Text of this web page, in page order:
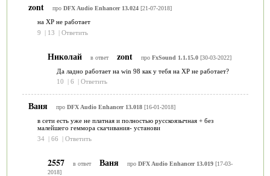
zont про DFX Audio Enhancer 13.024[21-07-2018]
на XP не работает
9
| 13 | Ответить
Николай в ответ zont про FxSound 1.1.15.0[30-03-2022]
Да ладно работает на win 98 как у тебя на XP не работает?
10
| 6 | Ответить
Ваня про DFX Audio Enhancer 13.018[16-01-2018]
в сети есть уже не платная и полностью русcкоязычная + без
малейшего геммора скачивания- установи
34 | 66 | Ответить
2557 в ответ Ваня про DFX Audio Enhancer 13.019[17-03-
2018]